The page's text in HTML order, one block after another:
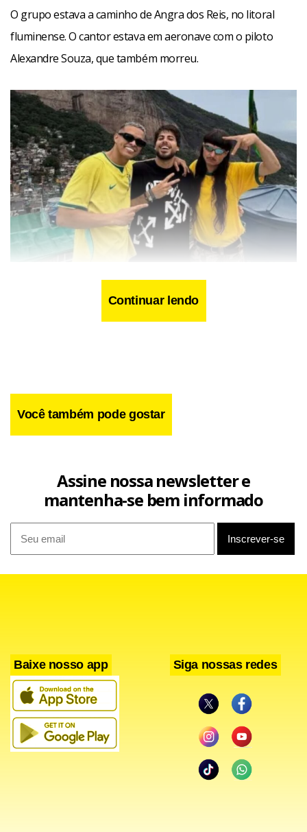
O grupo estava a caminho de Angra dos Reis, no litoral
fluminense. O cantor estava em aeronave com o piloto
Alexandre Souza, que também morreu.
Em um relato publicado nas suas contas, Break confirmou
que foi convidado para estar no voo, mas que já tinha um
“O Oliver veio para o Brasil para se conectar com os
brasileiros, que ele falava que tinham uma energia
parecida com a dele. Inclusive eu ia estar no helicóptero
hoje, nesse acidente, fui convidado e só não consegui ir
porque tinha um compromisso que já estava marcado”,
Continuar lendo
Você também pode gostar
Assine nossa newsletter e
mantenha-se bem informado
Baixe nosso app Siga nossas redes